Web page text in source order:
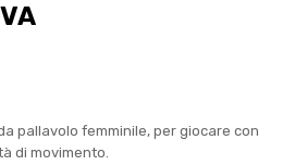
pallavolo femminile, per giocare con
di movimento.